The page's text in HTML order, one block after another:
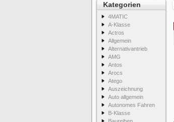
Kategorien
4MATIC
A-Klasse
Actros
Allgemein
Alternativantrieb
AMG
Antos
Arocs
Atego
Auszeichnung
Auto allgemein
Autonomes Fahren
B-Klasse